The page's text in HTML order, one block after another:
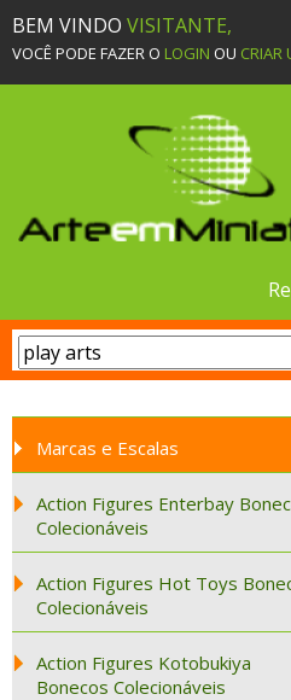
BEM VINDO VISITANTE,
VOCÊ PODE FAZER O LOGIN OU CRIAR
Marcas e Escalas
Action Figures Enterbay
Colecionáveis
Action Figures Hot Toys
Colecionáveis
Action Figures Kotobukiya
Bonecos Colecionáveis